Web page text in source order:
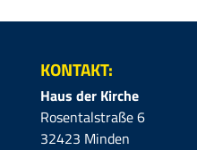
KONTAKT:
Haus der Kirche
Rosentalstraße 6
32423 Minden